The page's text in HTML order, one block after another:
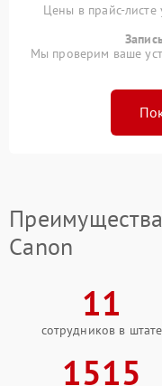
Цены в прайс-листе
Мы проверим ваше
Canon
11
сотрудников в штате
1515